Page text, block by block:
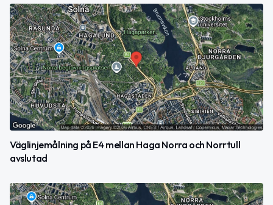
Väglinjemålning på E4 mellan Haga Norra och Norrtull
avslutad